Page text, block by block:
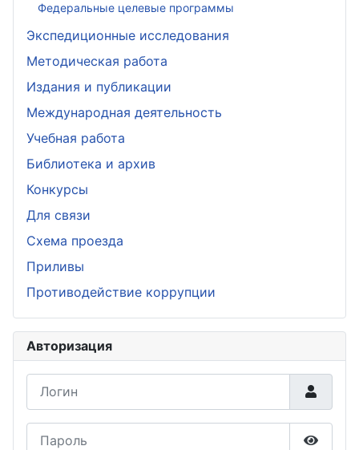
Федеральные целевые программы
Экспедиционные исследования
Методическая работа
Издания и публикации
Международная деятельность
Учебная работа
Библиотека и архив
Конкурсы
Для связи
Схема проезда
Приливы
Противодействие коррупции
Авторизация